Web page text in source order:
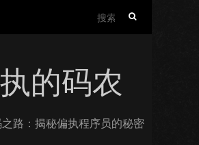
的码农
路：揭秘偏执程序员的秘密